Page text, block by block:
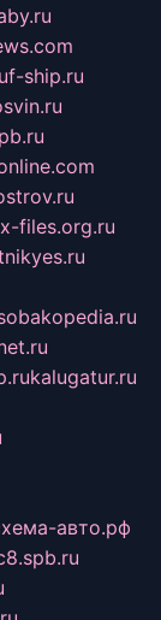
f-ship.ru
files.org.ru
kalugatur.ru
авто.рф